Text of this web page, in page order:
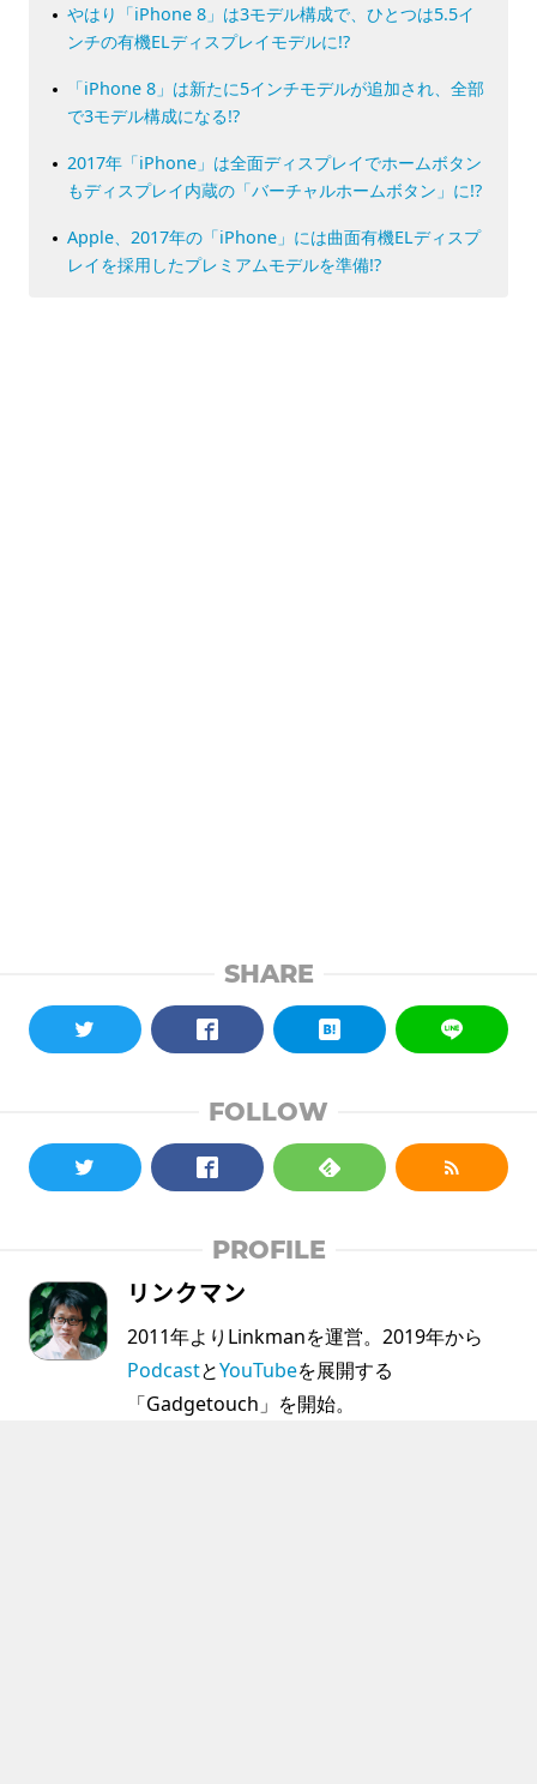
やはり「iPhone 8」は3モデル構成で、ひとつは5.5イ
ンチの有機ELディスプレイモデルに!?
「iPhone 8」は新たに5インチモデルが追加され、全部
で3モデル構成になる!?
2017年「iPhone」は全面ディスプレイでホームボタン
もディスプレイ内蔵の「バーチャルホームボタン」に!?
Apple、2017年の「iPhone」には曲面有機ELディスプ
レイを採用したプレミアムモデルを準備!?
SHARE
FOLLOW
PROFILE
リンクマン
2011年よりLinkmanを運営。2019年から
PodcastとYouTubeを展開する
「Gadgetouch」を開始。